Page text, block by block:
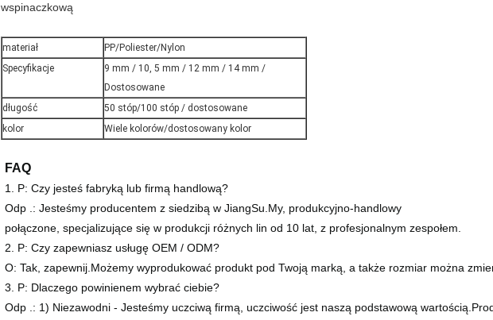
wspinaczkową
materiał
PP/Poliester/Nylon
Specyfikacje
9 mm / 10, 5 mm / 12 mm / 14 mm /
Dostosowane
długość
50 stóp/100 stóp / dostosowane
kolor
Wiele kolorów/dostosowany kolor
FAQ
1. P: Czy jesteś fabryką lub firmą handlową?
Odp .: Jesteśmy producentem z siedzibą w JiangSu.My, produkcyjno-handlowy
połączone, specjalizujące się w produkcji różnych lin od 10 lat, z profesjonalnym zespołem.
2. P: Czy zapewniasz usługę OEM / ODM?
O: Tak, zapewnij.Możemy wyprodukować produkt pod Twoją marką, a także rozmiar można
3. P: Dlaczego powinienem wybrać ciebie?
Odp .: 1) Niezawodni - Jesteśmy uczciwą firmą, uczciwość jest naszą podstawową